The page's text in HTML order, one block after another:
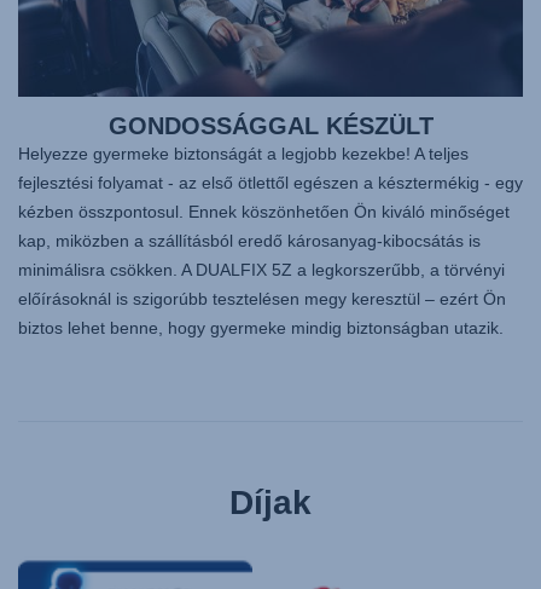
GONDOSSÁGGAL KÉSZÜLT
Helyezze gyermeke biztonságát a legjobb kezekbe! A teljes
fejlesztési folyamat - az első ötlettől egészen a késztermékig - egy
kézben összpontosul. Ennek köszönhetően Ön kiváló minőséget
kap, miközben a szállításból eredő károsanyag-kibocsátás is
minimálisra csökken. A DUALFIX 5Z a legkorszerűbb, a törvényi
előírásoknál is szigorúbb tesztelésen megy keresztül – ezért Ön
biztos lehet benne, hogy gyermeke mindig biztonságban utazik.
Díjak